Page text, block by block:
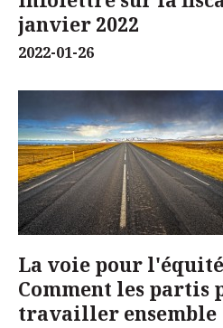
janvier 2022
2022-01-26
La voie pour
Comment les partis
travailler ensemble